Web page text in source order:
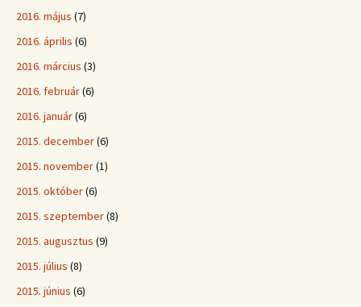
2016. május (7)
2016. április (6)
2016. március (3)
2016. február(6)
2016. január(6)
2015. december(6)
2015. november(1)
2015. október(6)
2015. szeptember(8)
2015. augusztus (9)
2015. július (8)
2015. június (6)